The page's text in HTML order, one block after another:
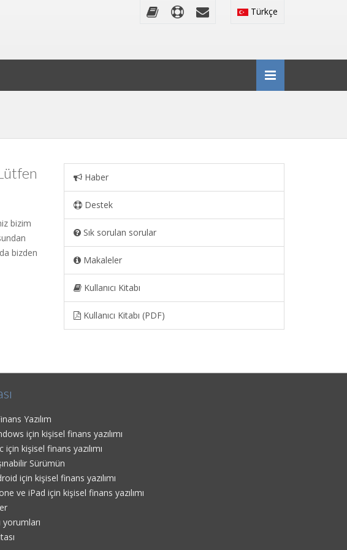
Türkçe
bizim
bizden
Haber
Destek
Sık sorulan sorular
Makaleler
Kullanıcı Kitabı
Kullanıcı Kitabı (PDF)
Yazılım
için kişisel finans yazılımı
için kişisel finans yazılımı
Sürümün
için kişisel finans yazılımı
ve iPad için kişisel finans yazılımı
yorumları